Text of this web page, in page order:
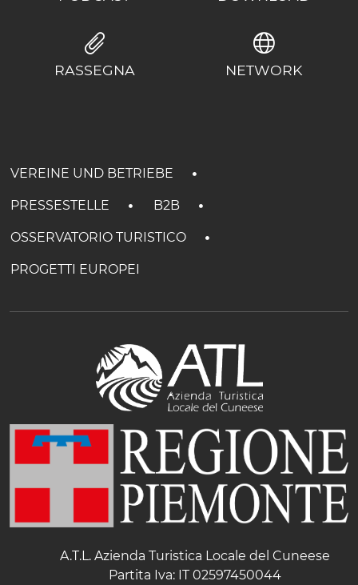
RASSEGNA NETWORK
VEREINE UND BETRIEBE
PRESSESTELLE B2B
OSSERVATORIO TURISTICO
PROGETTI EUROPEI
A.T.L. Azienda Turistica Locale del Cuneese
Partita Iva: IT 02597450044